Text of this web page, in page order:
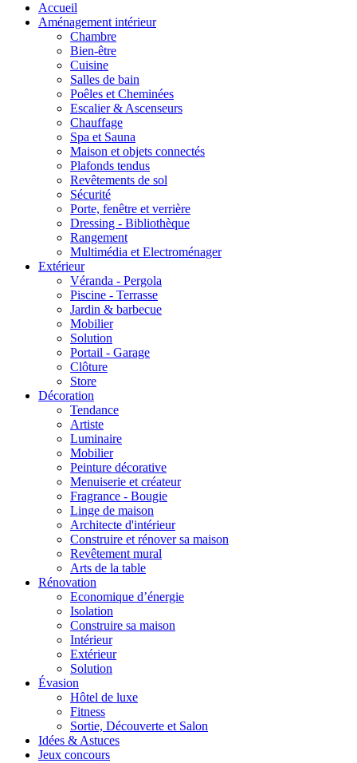
Accueil
Aménagement intérieur
Chambre
Bien-être
Cuisine
Salles de bain
Poêles et Cheminées
Escalier & Ascenseurs
Chauffage
Spa et Sauna
Maison et objets connectés
Plafonds tendus
Revêtements de sol
Sécurité
Porte, fenêtre et verrière
Dressing - Bibliothèque
Rangement
Multimédia et Electroménager
Extérieur
Véranda - Pergola
Piscine - Terrasse
Jardin & barbecue
Mobilier
Solution
Portail - Garage
Clôture
Store
Décoration
Tendance
Artiste
Luminaire
Mobilier
Peinture décorative
Menuiserie et créateur
Fragrance - Bougie
Linge de maison
Architecte d'intérieur
Construire et rénover sa maison
Revêtement mural
Arts de la table
Rénovation
Economique d’énergie
Isolation
Construire sa maison
Intérieur
Extérieur
Solution
Évasion
Hôtel de luxe
Fitness
Sortie, Découverte et Salon
Idées & Astuces
Jeux concours